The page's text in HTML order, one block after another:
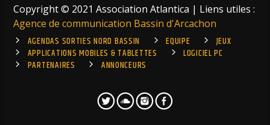
Copyright © 2021 Association Atlantica | Liens utiles :
Agence de communication Bassin d'Arcachon
AGENDAS SORTIES NORD BASSIN
EQUIPE
JEUX
APPLICATIONS MOBILES & TABLETTES
LOGICIEL PC
PARTENAIRES
ANNONCEURS